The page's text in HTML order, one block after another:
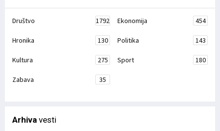
Društvo 1792 Ekonomija 454
Hronika 130 Politika 143
Kultura 275 Sport 180
Zabava 35
Arhiva vesti